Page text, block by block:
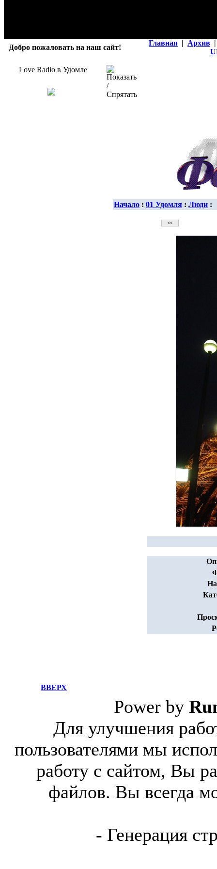
Добро пожаловать на наш сайт!
Главная | Архив |
Love Radio в Удомле
Начало : 01 Удомля : Люди :
ВВЕРХ
Power by
Для улучшения
пользователями мы
работу с сайтом, Вы
файлов. Вы всегда
- Генерация